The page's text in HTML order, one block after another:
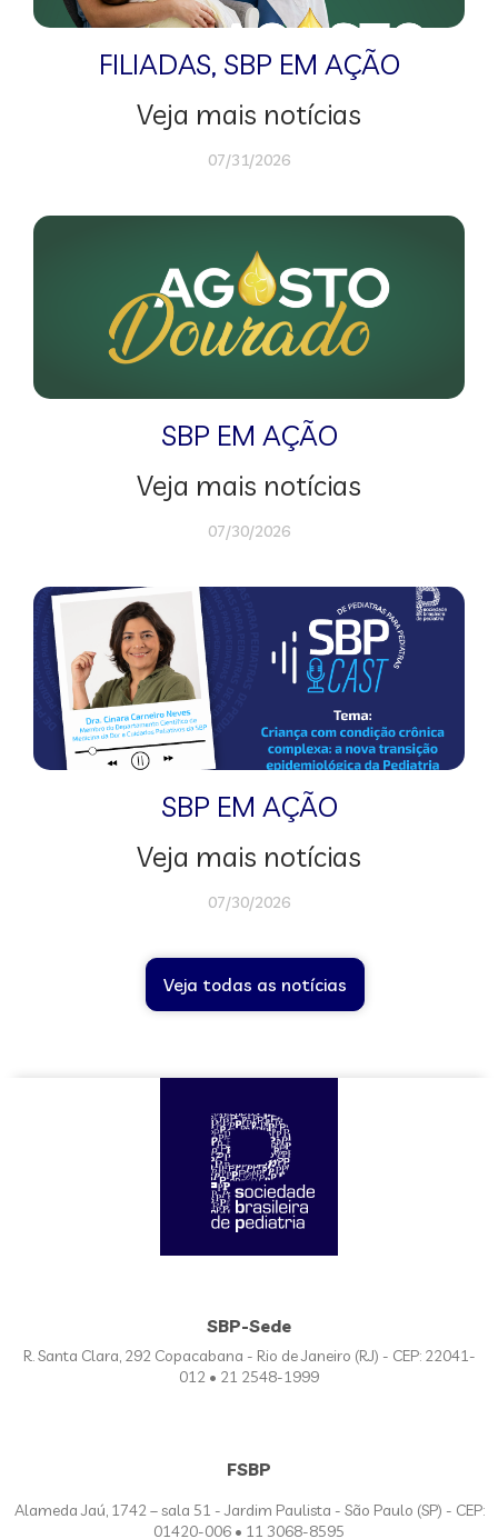
FILIADAS, SBP EM AÇÃO
Veja mais notícias
07/31/2026
SBP EM AÇÃO
Veja mais notícias
07/30/2026
SBP EM AÇÃO
Veja mais notícias
07/30/2026
Veja todas as notícias
SBP-Sede
R. Santa Clara, 292 Copacabana - Rio de Janeiro (RJ) - CEP: 22041-
012 • 21 2548-1999
FSBP
Alameda Jaú, 1742 – sala 51 - Jardim Paulista - São Paulo (SP) - CEP:
01420-006 • 11 3068-8595